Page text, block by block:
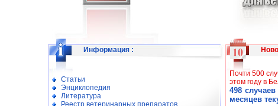
Информация :
Статьи
Энциклопедия
Литература
Реестр ветеринарных препаратов
Почти 500
этом году в
498
месяцев